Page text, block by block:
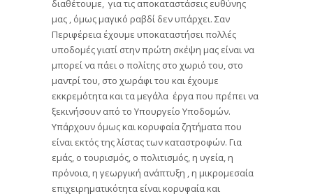
διαθέτουμε, ​ για τις αποκαταστάσεις ευθύνης
μας , όμως μαγικό ραβδί δεν υπάρχει. Σαν
Περιφέρεια έχουμε υποκαταστήσει πολλές
υποδομές γιατί στην πρώτη σκέψη μας είναι να
μπορεί να πάει ο πολίτης στο χωριό του, στο
μαντρί του, στο χωράφι του και έχουμε
εκκρεμότητα και τα μεγάλα ​ έργα που πρέπει να
ξεκινήσουν από το Υπουργείο Υποδομών.
Υπάρχουν όμως και κορυφαία ζητήματα που
είναι εκτός της λίστας των καταστροφών. Για
εμάς, ο τουρισμός, ο πολιτισμός, η υγεία, η
πρόνοια, η γεωργική ανάπτυξη , η μικρομεσαία
επιχειρηματικότητα είναι κορυφαία και